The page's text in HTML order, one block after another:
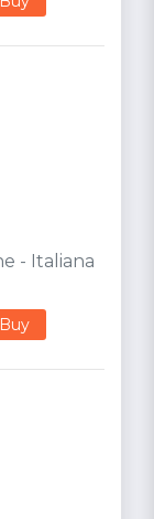
- Italiana
Buy